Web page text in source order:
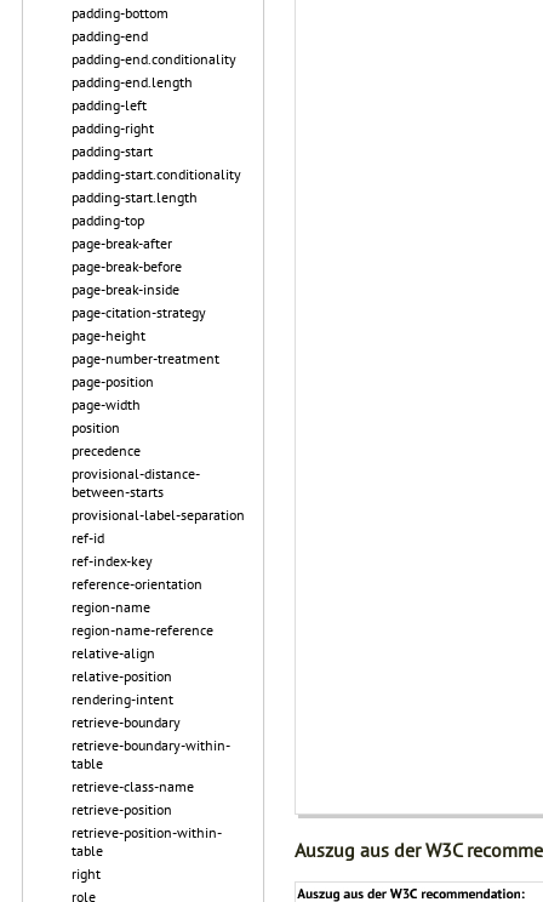
padding-bottom
padding-end
padding-end.conditionality
padding-end.length
padding-left
padding-right
padding-start
padding-start.conditionality
padding-start.length
padding-top
page-break-after
page-break-before
page-break-inside
page-citation-strategy
page-height
page-number-treatment
page-position
page-width
position
precedence
provisional-distance-
between-starts
provisional-label-separation
ref-id
ref-index-key
reference-orientation
region-name
region-name-reference
relative-align
relative-position
rendering-intent
retrieve-boundary
retrieve-boundary-within-
table
retrieve-class-name
retrieve-position
retrieve-position-within-
table
right
role
Auszug aus der W3C